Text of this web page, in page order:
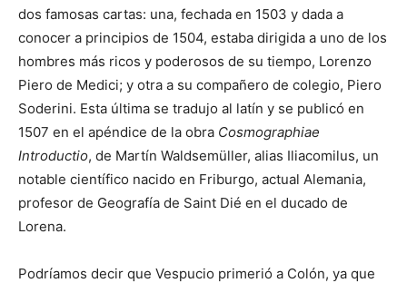
dos famosas cartas: una, fechada en 1503 y dada a
conocer a principios de 1504, estaba dirigida a uno de los
hombres más ricos y poderosos de su tiempo, Lorenzo
Piero de Medici; y otra a su compañero de colegio, Piero
Soderini. Esta última se tradujo al latín y se publicó en
1507 en el apéndice de la obra Cosmographiae
Introductio, de Martín Waldsemüller, alias Iliacomilus, un
notable científico nacido en Friburgo, actual Alemania,
profesor de Geografía de Saint Dié en el ducado de
Lorena.
Podríamos decir que Vespucio primerió a Colón, ya que